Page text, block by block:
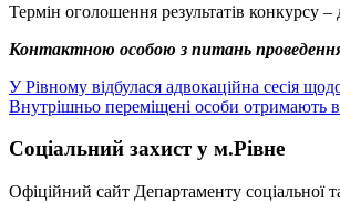
Термін оголошення результатів конкурсу –
Контактною особою з питань проведення
Навігація
записів
У Рівному відбулася адвокаційна сесія
Внутрішньо переміщені особи отримають
Соціальний захист у м.Рівне
Офіційний сайт Департаменту соціальної